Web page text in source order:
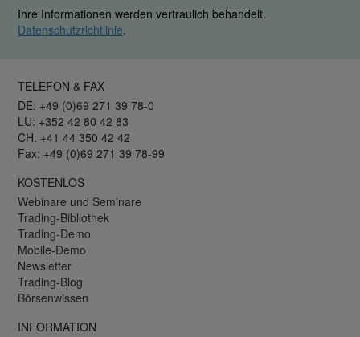
Ihre Informationen werden vertraulich behandelt.
Datenschutzrichtlinie.
TELEFON & FAX
DE: +49 (0)69 271 39 78-0
LU: +352 42 80 42 83
CH: +41 44 350 42 42
Fax: +49 (0)69 271 39 78-99
KOSTENLOS
Webinare und Seminare
Trading-Bibliothek
Trading-Demo
Mobile-Demo
Newsletter
Trading-Blog
Börsenwissen
INFORMATION